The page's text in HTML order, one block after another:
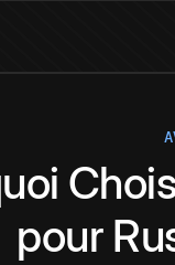
pour